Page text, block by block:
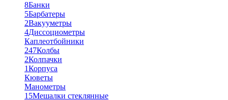
8Банки
5Барбатеры
2Вакууметры
4Диссоциометры
Каплеотбойники
247Колбы
2Колпачки
1Корпуса
Кюветы
Манометры
15Мешалки стеклянные